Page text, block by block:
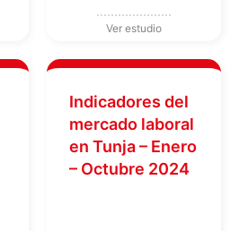
Indicadores del
mercado laboral
en Tunja – Enero
– Octubre 2024